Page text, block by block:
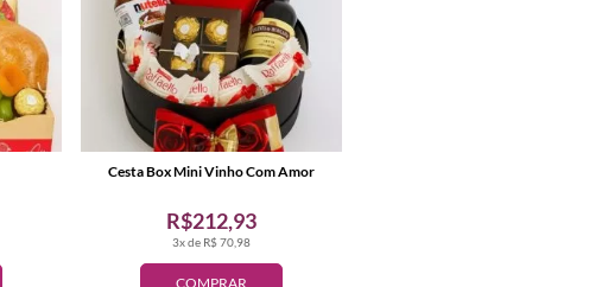
COMPRAR
3x de R$ 70,98
R$212,93
Cesta Box Mini Vinho Com Amor